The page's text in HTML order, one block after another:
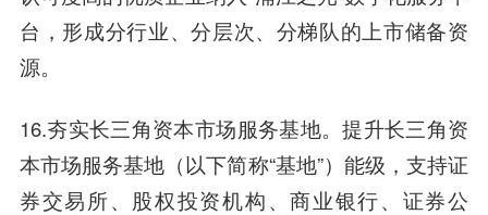
台，形成分行业、分层次、分梯队的上市储备资
源。
16.夯实长三角资本市场服务基地。提升长三角资
本市场服务基地（以下简称“基地”）能级，支持证
券交易所、股权投资机构、商业银行、证券公